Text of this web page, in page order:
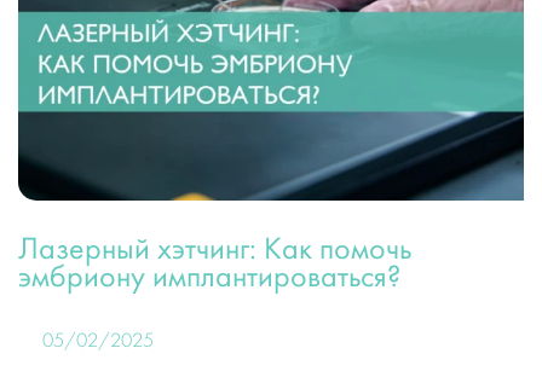
Лазерный хэтчинг: Как помочь
эмбриону имплантироваться?
05/02/2025